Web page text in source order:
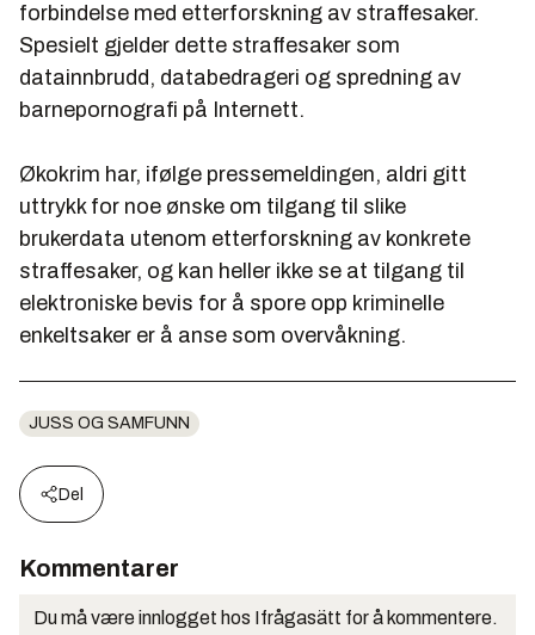
forbindelse med etterforskning av straffesaker.
Spesielt gjelder dette straffesaker som
datainnbrudd, databedrageri og spredning av
barnepornografi på Internett.
Økokrim har, ifølge pressemeldingen, aldri gitt
uttrykk for noe ønske om tilgang til slike
brukerdata utenom etterforskning av konkrete
straffesaker, og kan heller ikke se at tilgang til
elektroniske bevis for å spore opp kriminelle
enkeltsaker er å anse som overvåkning.
JUSS OG SAMFUNN
Del
Kommentarer
Du må være innlogget hos Ifrågasätt for å kommentere.